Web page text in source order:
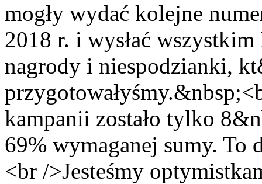
mogły wydać kolejne
2018 r. i wysłać wszystkim
nagrody i niespodzianki,
kampanii zostało tylko
69% wymaganej sumy.
<br />Jesteśmy